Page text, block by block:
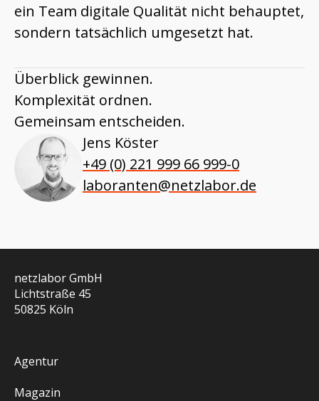
ein Team digitale Qualität nicht behauptet,
sondern tatsächlich umgesetzt hat.
Überblick gewinnen.
Komplexität ordnen.
Gemeinsam entscheiden.
Jens Köster
+49 (0) 221 999 66 999-0
laboranten@netzlabor.de
netzlabor GmbH
Lichtstraße 45
50825 Köln
Agentur
Magazin